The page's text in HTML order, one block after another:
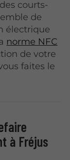
courts-
de
électrique
norme NFC
de votre
faites le
à Fréjus